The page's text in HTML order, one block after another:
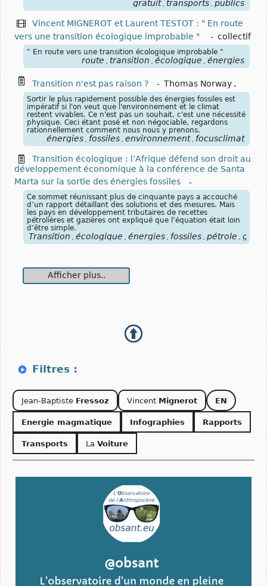
gratuit , transports , publics
Vincent MIGNEROT et Laurent TESTOT : " En route
vers une transition écologique improbable "
- collectif
" En route vers une transition écologique improbable "
route transition écologique énergies
Transition n'est pas raison ? - Thomas Norway ,
Sortir le plus rapidement possible des énergies fossiles est
impératif si l'on veut que l'environnement et le climat
restent vivables. Ce n'est pas un souhait, c'est une nécessité
physique. Ceci étant posé et non négociable, regardons
rationnellement comment nous nous y prenons.
énergies fossiles environnement focusclimat
Transition écologique : l’Afrique défend son droit au
développement économique à la conférence de Santa
Marta sur la sortie des énergies fossiles
-
Ce sommet réunissant plus de cinquante pays a accouché
d’un rapport détaillant des solutions et des mesures. Mais
les pays en développement tributaires de recettes
pétrolières et gazières ont expliqué que l’équation était loin
d’être simple.
Transition , écologique , énergies , fossiles , pétrole , gaz
Afficher plus..
Jean-Baptiste Fressoz Vincent Mignerot EN
Energie magmatique Infographies Rapports
Transports La Voiture